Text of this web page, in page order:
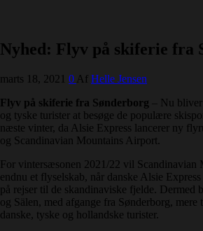
Nyhed: Flyv på skiferie fra
marts 18, 2021 0 Af Helle Jensen
Flyv på skiferie fra Sønderborg – Nu bliver
og tyske turister at besøge de populære
næste vinter, da Alsie Express lancerer ny
og Scandinavian Mountains Airport.
For vintersæsonen 2021/22 vil
endnu et flyselskab, når danske Alsie
på rejser til de skandinaviske fjelde. Dermed
og Sälen, med afgange fra Sønderborg,
danske, tyske og hollandske turister.